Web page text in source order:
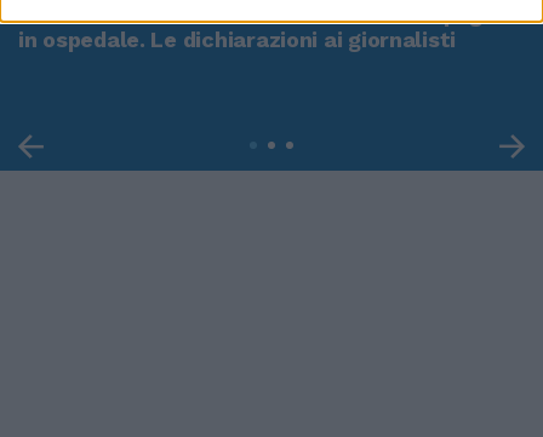
Leonardo Maria Del Vecchio dall'ex compagna
in ospedale. Le dichiarazioni ai giornalisti